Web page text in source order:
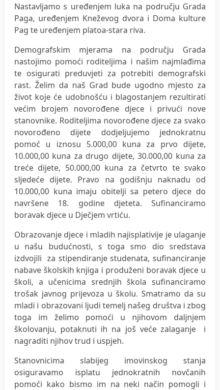
Nastavljamo s uređenjem luka na području Grada
Paga, uređenjem Kneževog dvora i Doma kulture
Pag te uređenjem platoa-stara riva.
Demografskim mjerama na području Grada
nastojimo pomoći roditeljima i našim najmlađima
te osigurati preduvjeti za potrebiti demografski
rast. Želim da naš Grad bude ugodno mjesto za
život koje će udobnošću i blagostanjem rezultirati
većim brojem novorođene djece i privući nove
stanovnike. Roditeljima novorođene djece za svako
novorođeno dijete dodjeljujemo jednokratnu
pomoć u iznosu 5.000,00 kuna za prvo dijete,
10.000,00 kuna za drugo dijete, 30.000,00 kuna za
treće dijete, 50.000,00 kuna za četvrto te svako
sljedeće dijete. Pravo na godišnju naknadu od
10.000,00 kuna imaju obitelji sa petero djece do
navršene 18. godine djeteta. Sufinanciramo
boravak djece u Dječjem vrtiću.
Obrazovanje djece i mladih najisplativije je ulaganje
u našu budućnosti, s toga smo dio sredstava
izdvojili za stipendiranje studenata, sufinanciranje
nabave školskih knjiga i produženi boravak djece u
školi, a učenicima srednjih škola sufinanciramo
trošak javnog prijevoza u školu. Smatramo da su
mladi i obrazovani ljudi temelj našeg društva i zbog
toga im želimo pomoći u njihovom daljnjem
školovanju, potaknuti ih na još veće zalaganje i
nagraditi njihov trud i uspjeh.
Stanovnicima slabijeg imovinskog stanja
osiguravamo isplatu jednokratnih novčanih
pomoći kako bismo im na neki način pomogli i